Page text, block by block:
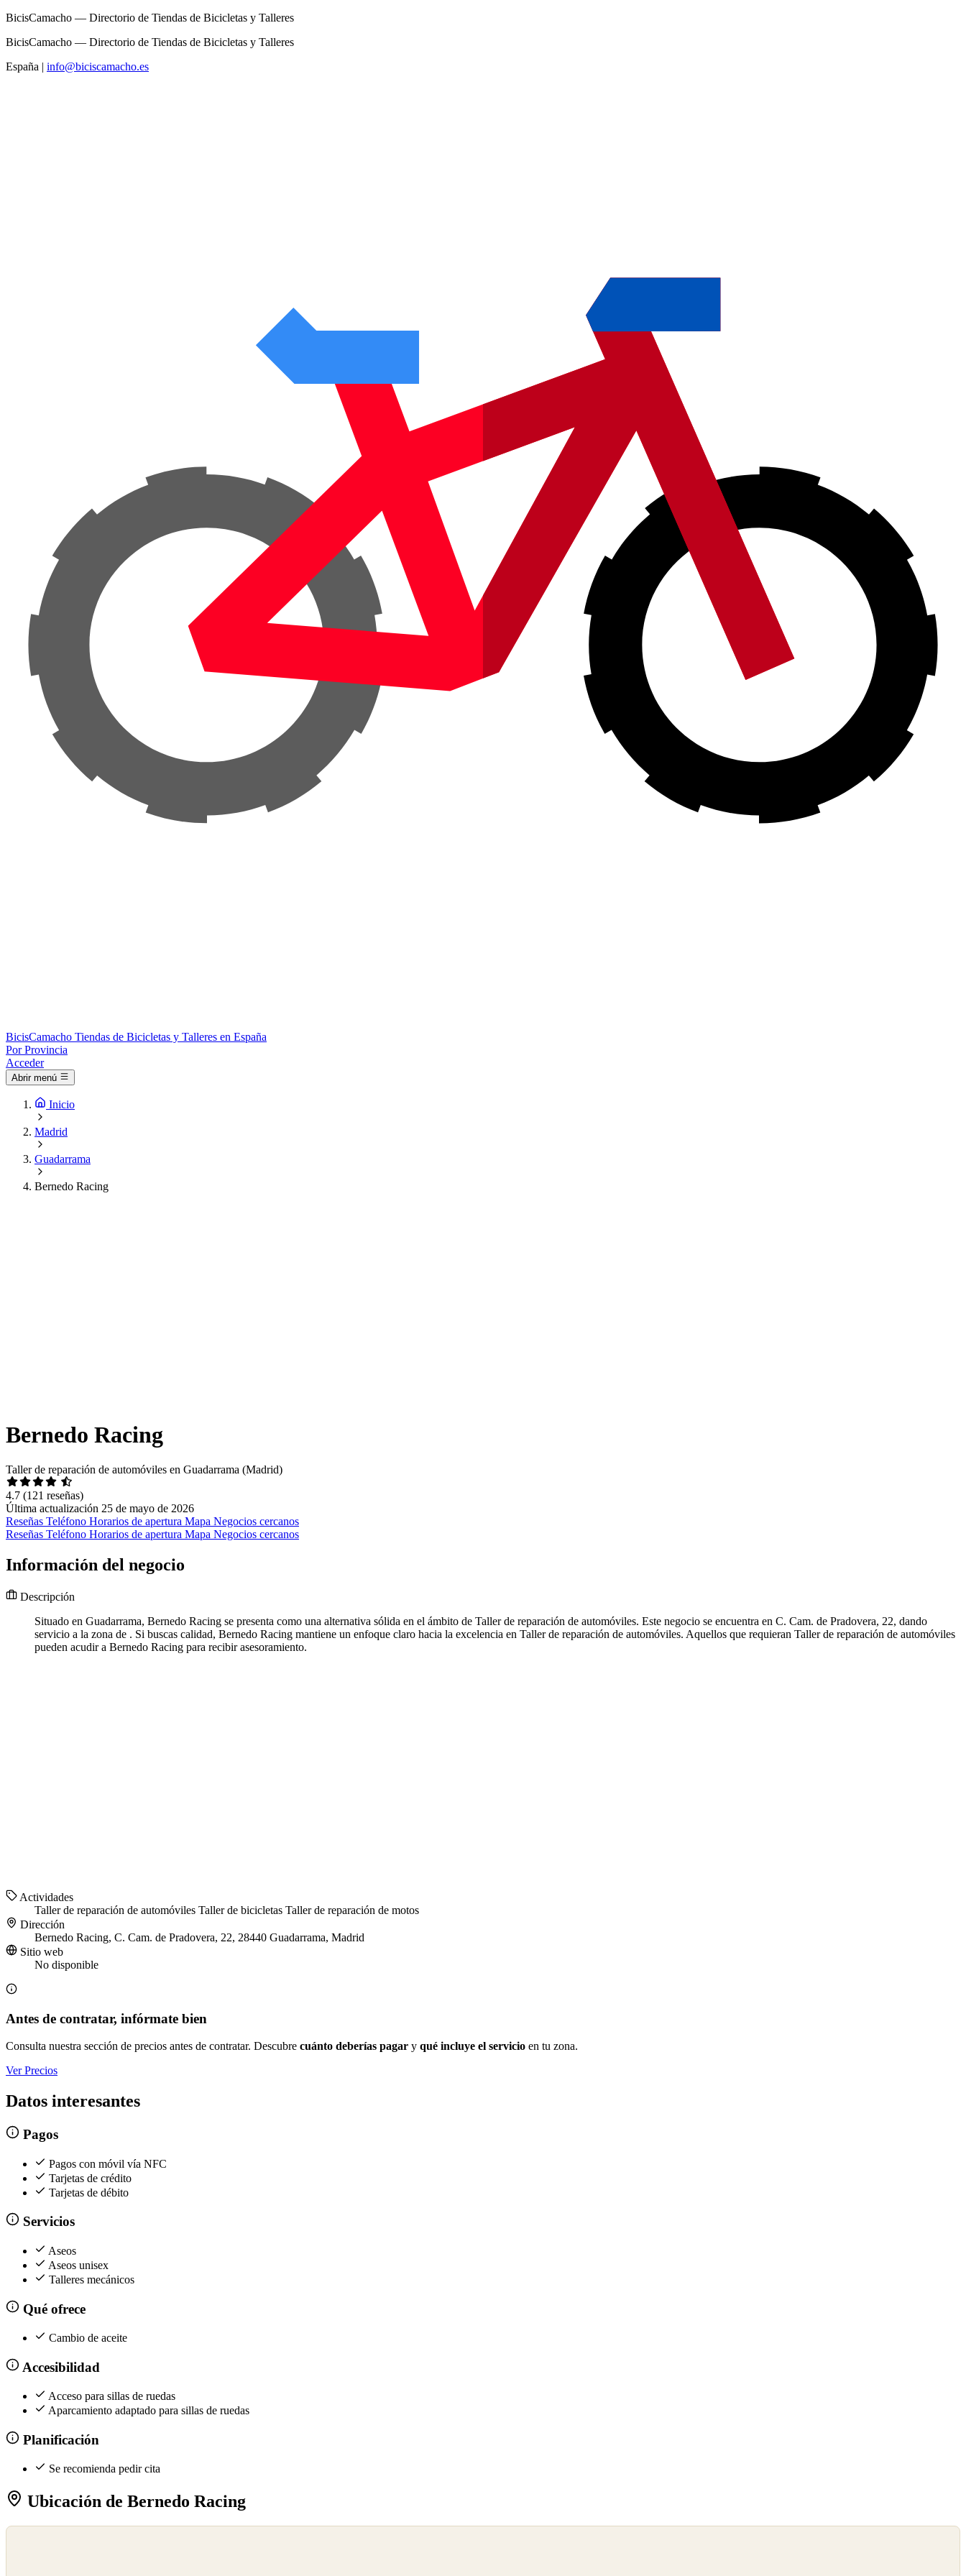
BicisCamacho — Directorio de Tiendas de Bicicletas y Talleres
BicisCamacho — Directorio de Tiendas de Bicicletas y Talleres
España | info@biciscamacho.es
BicisCamacho Tiendas de Bicicletas y Talleres en España
Por Provincia
Acceder
Abrir menú
Inicio
Madrid
Guadarrama
Bernedo Racing
Bernedo Racing
Taller de reparación de automóviles en Guadarrama (Madrid)
4.7 (121 reseñas)
Última actualización 25 de mayo de 2026
Reseñas Teléfono Horarios de apertura Mapa Negocios cercanos
Reseñas Teléfono Horarios de apertura Mapa Negocios cercanos
Información del negocio
Descripción
Situado en Guadarrama, Bernedo Racing se presenta como una alternativa sólida en el ámbito de Taller de reparación de automóviles. Este negocio se encuentra en C. Cam. de Pradovera, 22, dando
servicio a la zona de . Si buscas calidad, Bernedo Racing mantiene un enfoque claro hacia la excelencia en Taller de reparación de automóviles. Aquellos que requieran Taller de reparación de automóviles
pueden acudir a Bernedo Racing para recibir asesoramiento.
Actividades
Taller de reparación de automóviles Taller de bicicletas Taller de reparación de motos
Dirección
Bernedo Racing, C. Cam. de Pradovera, 22, 28440 Guadarrama, Madrid
Sitio web
No disponible
Antes de contratar, infórmate bien
Consulta nuestra sección de precios antes de contratar. Descubre cuánto deberías pagar y qué incluye el servicio en tu zona.
Ver Precios
Datos interesantes
Pagos
Pagos con móvil vía NFC
Tarjetas de crédito
Tarjetas de débito
Servicios
Aseos
Aseos unisex
Talleres mecánicos
Qué ofrece
Cambio de aceite
Accesibilidad
Acceso para sillas de ruedas
Aparcamiento adaptado para sillas de ruedas
Planificación
Se recomienda pedir cita
Ubicación de Bernedo Racing